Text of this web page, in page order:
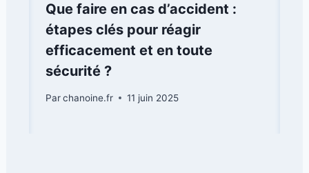
Que faire en cas d’accident :
étapes clés pour réagir
efficacement et en toute
sécurité ?
Parchanoine.fr 11 juin 2025